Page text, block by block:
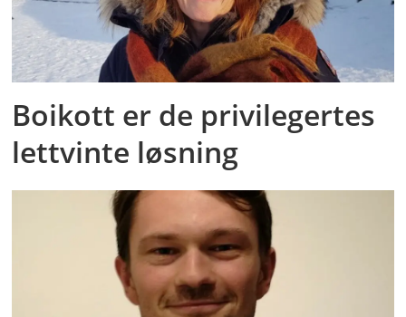
Boikott er de privilegertes
lettvinte løsning